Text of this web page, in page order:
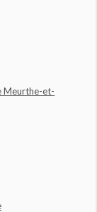
Meurthe-et-